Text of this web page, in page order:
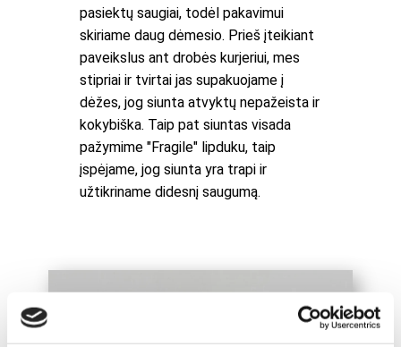
pasiektų saugiai, todėl pakavimui
skiriame daug dėmesio. Prieš įteikiant
paveikslus ant drobės kurjeriui, mes
stipriai ir tvirtai jas supakuojame į
dėžes, jog siunta atvyktų nepažeista ir
kokybiška. Taip pat siuntas visada
pažymime "Fragile" lipduku, taip
įspėjame, jog siunta yra trapi ir
užtikriname didesnį saugumą.